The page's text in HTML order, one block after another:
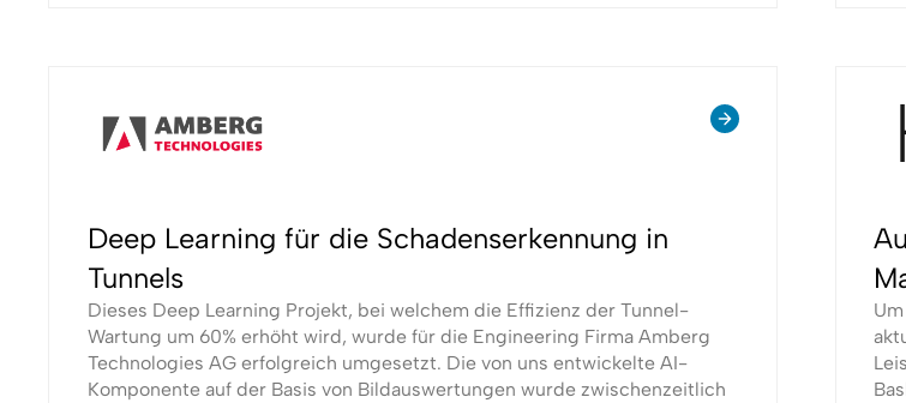
Deep Learning für die Schadenserkennung in
Tunnels
Dieses Deep Learning Projekt, bei welchem die Effizienz der Tunnel-
Wartung um 60% erhöht wird, wurde für die Engineering Firma Amberg
Technologies AG erfolgreich umgesetzt. Die von uns entwickelte AI-
Komponente auf der Basis von Bildauswertungen wurde zwischenzeitlich